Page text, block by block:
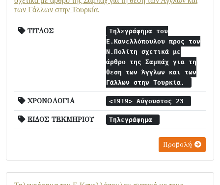
των Γάλλων στην Τουρκία.
ΤΙΤΛΟΣ
Τηλεγράφημα του
Ε.Κανελλόπουλου προς τον
Ν.Πολίτη σχετικά με
άρθρο της Σαμπάχ για τη
θεση των Άγγλων και των
Γάλλων στην Τουρκία.
ΧΡΟΝΟΛΟΓΙΑ <1919> Αύγουστος 23
ΕΙΔΟΣ ΤΕΚΜΗΡΙΟΥ Τηλεγράφημα
Προβολή